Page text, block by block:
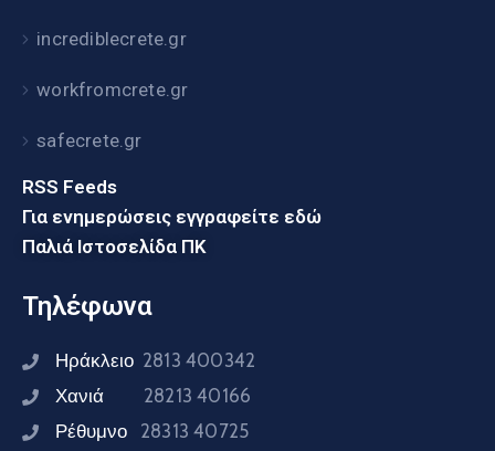
incrediblecrete.gr
workfromcrete.gr
safecrete.gr
RSS Feeds
Για ενημερώσεις εγγραφείτε εδώ
Παλιά Ιστοσελίδα ΠΚ
Τηλέφωνα
Ηράκλειο 2813 400342
Χανιά 28213 40166
Ρέθυμνο 28313 40725